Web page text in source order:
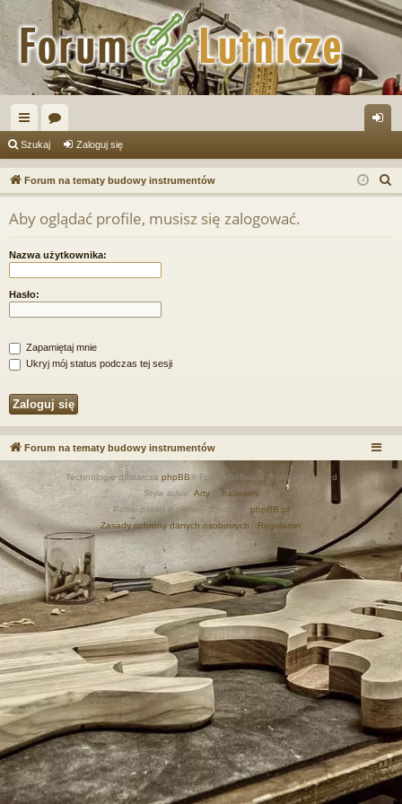
ię
ce
j
…
or
a og
uj
Szukaj Zaloguj się
Forum na tematy budowy instrumentów
z
Aby oglądać profile, musisz się zalogować.
Nazwa użytkownika:
Hasło:
Zapamiętaj mnie
Ukryj mój status podczas tej sesji
Forum na tematy budowy instrumentów
Technologię dostarcza phpBB® Forum Software © phpBB Limited
Style autor: Arty
halilesen
Polski pakiet językowy dostarcza phpBB.pl
Zasady ochrony danych osobowych
Regulamin